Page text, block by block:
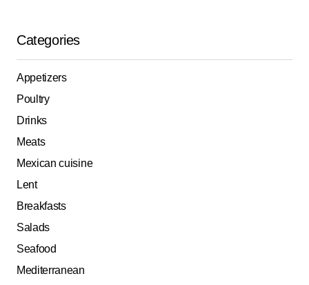
Categories
Appetizers
Poultry
Drinks
Meats
Mexican cuisine
Lent
Breakfasts
Salads
Seafood
Mediterranean